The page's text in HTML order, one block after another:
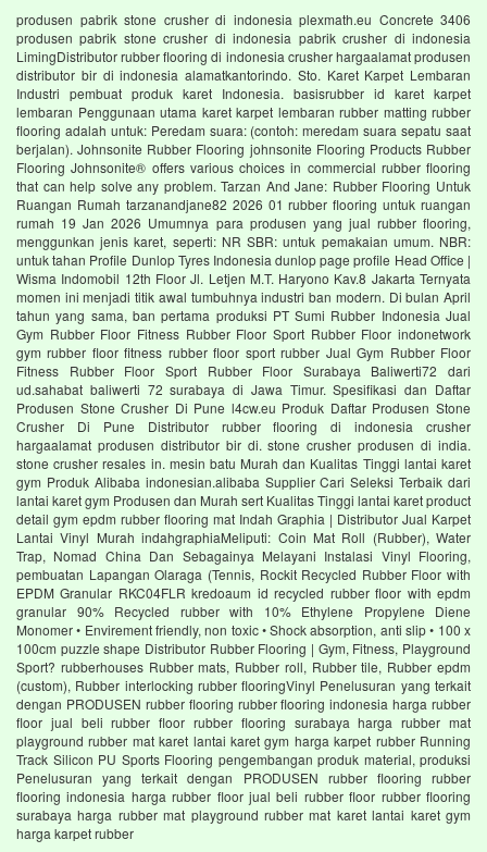
produsen pabrik stone crusher di indonesia plexmath.eu Concrete 3406
produsen pabrik stone crusher di indonesia pabrik crusher di indonesia
LimingDistributor rubber flooring di indonesia crusher hargaalamat produsen
distributor bir di indonesia alamatkantorindo. Sto. Karet Karpet Lembaran
Industri pembuat produk karet Indonesia. basisrubber id karet karpet
lembaran Penggunaan utama karet karpet lembaran rubber matting rubber
flooring adalah untuk: Peredam suara: (contoh: meredam suara sepatu saat
berjalan). Johnsonite Rubber Flooring johnsonite Flooring Products Rubber
Flooring Johnsonite® offers various choices in commercial rubber flooring
that can help solve any problem. Tarzan And Jane: Rubber Flooring Untuk
Ruangan Rumah tarzanandjane82 2026 01 rubber flooring untuk ruangan
rumah 19 Jan 2026 Umumnya para produsen yang jual rubber flooring,
menggunkan jenis karet, seperti: NR SBR: untuk pemakaian umum. NBR:
untuk tahan Profile Dunlop Tyres Indonesia dunlop page profile Head Office |
Wisma Indomobil 12th Floor Jl. Letjen M.T. Haryono Kav.8 Jakarta Ternyata
momen ini menjadi titik awal tumbuhnya industri ban modern. Di bulan April
tahun yang sama, ban pertama produksi PT Sumi Rubber Indonesia Jual
Gym Rubber Floor Fitness Rubber Floor Sport Rubber Floor indonetwork
gym rubber floor fitness rubber floor sport rubber Jual Gym Rubber Floor
Fitness Rubber Floor Sport Rubber Floor Surabaya Baliwerti72 dari
ud.sahabat baliwerti 72 surabaya di Jawa Timur. Spesifikasi dan Daftar
Produsen Stone Crusher Di Pune l4cw.eu Produk Daftar Produsen Stone
Crusher Di Pune Distributor rubber flooring di indonesia crusher
hargaalamat produsen distributor bir di. stone crusher produsen di india.
stone crusher resales in. mesin batu Murah dan Kualitas Tinggi lantai karet
gym Produk Alibaba indonesian.alibaba Supplier Cari Seleksi Terbaik dari
lantai karet gym Produsen dan Murah sert Kualitas Tinggi lantai karet product
detail gym epdm rubber flooring mat Indah Graphia | Distributor Jual Karpet
Lantai Vinyl Murah indahgraphiaMeliputi: Coin Mat Roll (Rubber), Water
Trap, Nomad China Dan Sebagainya Melayani Instalasi Vinyl Flooring,
pembuatan Lapangan Olaraga (Tennis, Rockit Recycled Rubber Floor with
EPDM Granular RKC04FLR kredoaum id recycled rubber floor with epdm
granular 90% Recycled rubber with 10% Ethylene Propylene Diene
Monomer • Envirement friendly, non toxic • Shock absorption, anti slip • 100 x
100cm puzzle shape Distributor Rubber Flooring | Gym, Fitness, Playground
Sport? rubberhouses Rubber mats, Rubber roll, Rubber tile, Rubber epdm
(custom), Rubber interlocking rubber flooringVinyl Penelusuran yang terkait
dengan PRODUSEN rubber flooring rubber flooring indonesia harga rubber
floor jual beli rubber floor rubber flooring surabaya harga rubber mat
playground rubber mat karet lantai karet gym harga karpet rubber Running
Track Silicon PU Sports Flooring pengembangan produk material, produksi
Penelusuran yang terkait dengan PRODUSEN rubber flooring rubber
flooring indonesia harga rubber floor jual beli rubber floor rubber flooring
surabaya harga rubber mat playground rubber mat karet lantai karet gym
harga karpet rubber